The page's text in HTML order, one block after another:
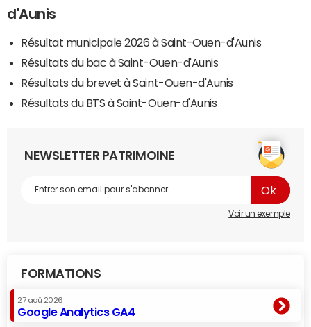
d'Aunis
Résultat municipale 2026 à Saint-Ouen-d'Aunis
Résultats du bac à Saint-Ouen-d'Aunis
Résultats du brevet à Saint-Ouen-d'Aunis
Résultats du BTS à Saint-Ouen-d'Aunis
NEWSLETTER PATRIMOINE
Voir un exemple
FORMATIONS
27 aoû 2026
Google Analytics GA4